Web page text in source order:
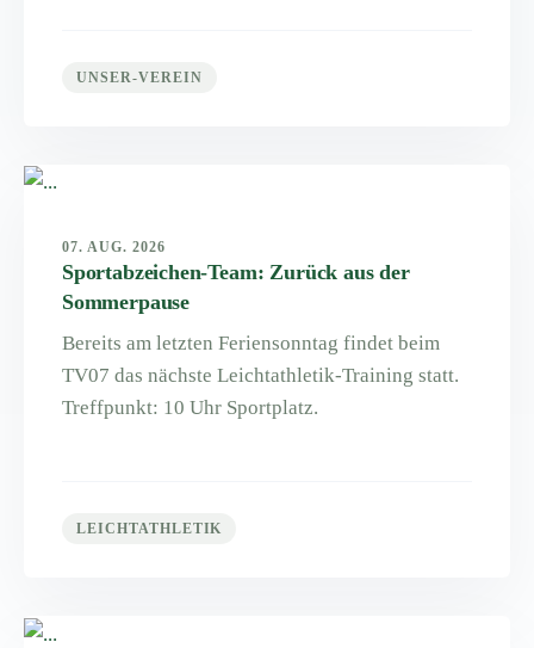
UNSER-VEREIN
07. AUG. 2026
Sportabzeichen-Team: Zurück aus der
Sommerpause
Bereits am letzten Feriensonntag findet beim
TV07 das nächste Leichtathletik-Training statt.
Treffpunkt: 10 Uhr Sportplatz.
LEICHTATHLETIK